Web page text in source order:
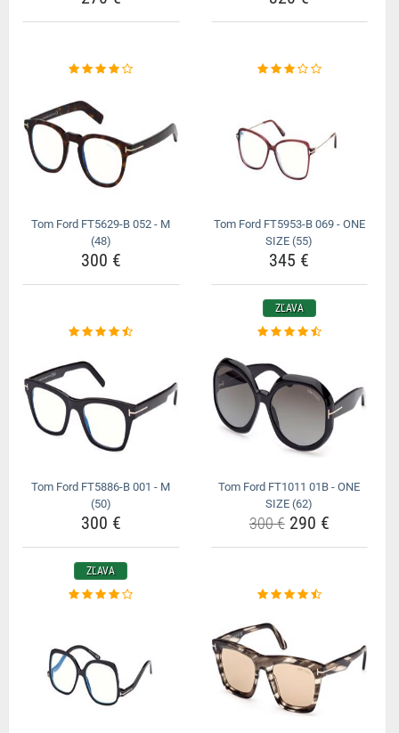
Tom Ford FT5629-B 052 - M
(48)
300 €
Tom Ford FT5953-B 069 - ONE
SIZE (55)
345 €
Tom Ford FT5886-B 001 - M
(50)
300 €
ZĽAVA
Tom Ford FT1011 01B - ONE
SIZE (62)
300 €290 €
ZĽAVA